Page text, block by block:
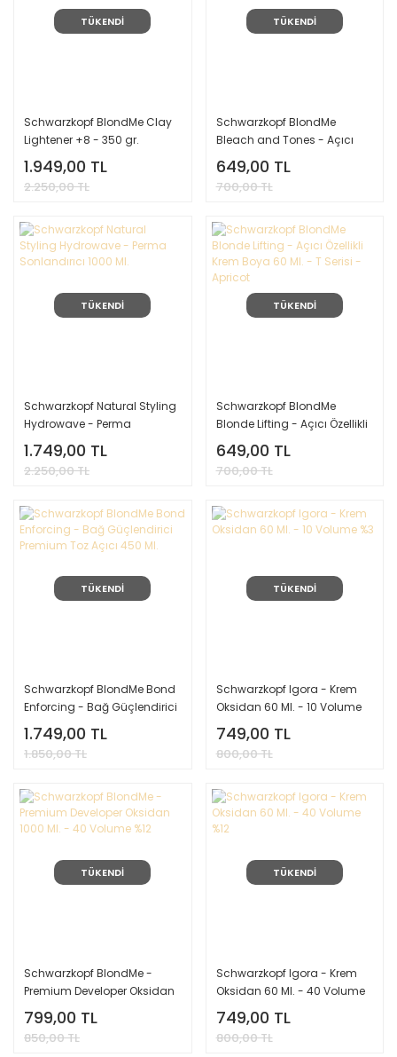
TÜKENDİ
Schwarzkopf BlondMe Clay
Lightener +8 - 350 gr.
1.949,00 TL
2.250,00 TL
TÜKENDİ
Schwarzkopf BlondMe
Bleach and Tones - Açıcı
Özellikli Krem Boya 60 Ml. B -
Ash Additive
649,00 TL
700,00 TL
TÜKENDİ
Schwarzkopf Natural Styling
Hydrowave - Perma
Sonlandırıcı 1000 Ml.
1.749,00 TL
2.250,00 TL
TÜKENDİ
Schwarzkopf BlondMe
Blonde Lifting - Açıcı Özellikli
Krem Boya 60 Ml. - T Serisi -
Apricot
649,00 TL
700,00 TL
TÜKENDİ
Schwarzkopf BlondMe Bond
Enforcing - Bağ Güçlendirici
Premium Toz Açıcı 450 Ml.
1.749,00 TL
1.850,00 TL
TÜKENDİ
Schwarzkopf Igora - Krem
Oksidan 60 Ml. - 10 Volume
%3
749,00 TL
800,00 TL
TÜKENDİ
Schwarzkopf BlondMe -
Premium Developer Oksidan
1000 Ml. - 40 Volume %12
799,00 TL
850,00 TL
TÜKENDİ
Schwarzkopf Igora - Krem
Oksidan 60 Ml. - 40 Volume
%12
749,00 TL
800,00 TL